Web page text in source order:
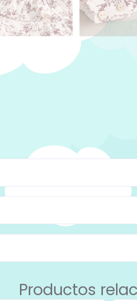
Productos